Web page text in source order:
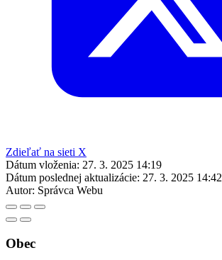
Zdieľať na sieti X
Dátum vloženia: 27. 3. 2025 14:19
Dátum poslednej aktualizácie: 27. 3. 2025 14:42
Autor: Správca Webu
Obec